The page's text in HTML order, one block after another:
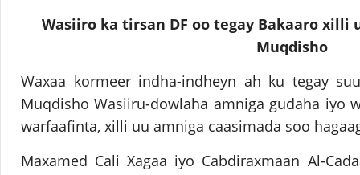
Wasiiro ka tirsan DF oo tegay Bakaaro xilli
Muqdisho
Waxaa kormeer indha-indheyn ah ku tegay
Muqdisho Wasiiru-dowlaha amniga gudaha iyo
warfaafinta, xilli uu amniga caasimada soo
Maxamed Cali Xagaa iyo Cabdiraxmaan Al-